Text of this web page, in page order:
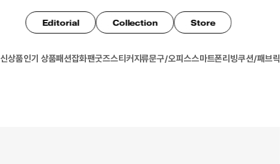
Editorial Collection Store
신상품인기 상품패션잡화팬굿즈스티커지류문구/오피스스마트폰리빙쿠션/패브릭